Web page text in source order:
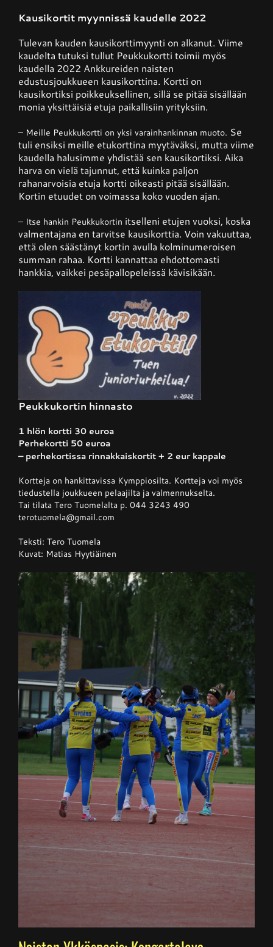
Kausikortit myynnissä kaudelle 2022
Tulevan kauden kausikorttimyynti on alkanut. Viime
kaudelta tutuksi tullut Peukkukortti toimii myös
kaudella 2022 Ankkureiden naisten
edustusjoukkueen kausikorttina. Kortti on
kausikortiksi poikkeuksellinen, sillä se pitää sisällään
monia yksittäisiä etuja paikallisiin yrityksiin.
– Meille Peukkukortti on yksi varainhankinnan muoto. Se
tuli ensiksi meille etukorttina myytäväksi, mutta viime
kaudella halusimme yhdistää sen kausikortiksi. Aika
harva on vielä tajunnut, että kuinka paljon
rahanarvoisia etuja kortti oikeasti pitää sisällään.
Kortin etuudet on voimassa koko vuoden ajan.
– Itse hankin Peukkukortin itselleni etujen vuoksi, koska
valmentajana en tarvitse kausikorttia. Voin vakuuttaa,
että olen säästänyt kortin avulla kolminumeroisen
summan rahaa. Kortti kannattaa ehdottomasti
hankkia, vaikkei pesäpallopeleissä kävisikään.
Peukkukortin hinnasto
1 hlön kortti 30 euroa
Perhekortti 50 euroa
– perhekortissa rinnakkaiskortit + 2 eur kappale
Kortteja on hankittavissa Kymppiosilta. Kortteja voi myös
tiedustella joukkueen pelaajilta ja valmennukselta.
Tai tilata Tero Tuomelalta p. 044 3243 490
terotuomela@gmail.com
Teksti: Tero Tuomela
Kuvat: Matias Hyytiäinen